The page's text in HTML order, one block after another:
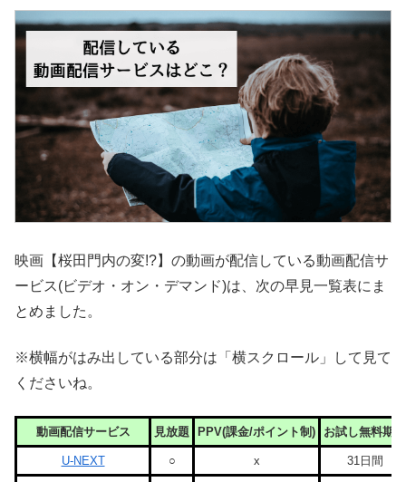
映画【桜田門内の変!?】の動画が配信している動画配信サ
ービス(ビデオ・オン・デマンド)は、次の早見一覧表にま
とめました。
※横幅がはみ出している部分は「横スクロール」して見て
くださいね。
動画配信サービス 見放題 PPV(課金/ポイント制) お試し無料期間
U-NEXT ○ x 31日間